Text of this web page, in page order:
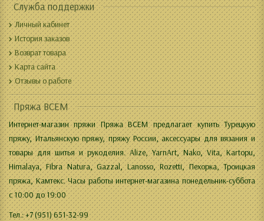
Служба поддержки
Личный кабинет
История заказов
Возврат товара
Карта сайта
Отзывы о работе
Пряжа ВСЕМ
Интернет-магазин пряжи Пряжа ВСЕМ предлагает купить Турецкую
пряжу, Итальянскую пряжу, пряжу России, аксессуары для вязания и
товары для шитья и рукоделия. Alize, YarnArt, Nako, Vita, Kartopu,
Himalaya, Fibra Natura, Gazzal, Lanosso, Rozetti, Пехорка, Троицкая
пряжа, Камтекс. Часы работы интернет-магазина понедельник-суббота
с 10:00 до 19:00
Тел.: +7 (951) 651-32-99